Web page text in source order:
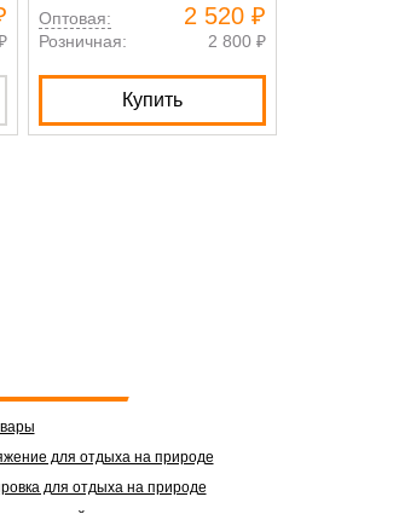
Оптовая:
2 520 ₽
Розничная: 2 800 ₽
Купить
для отдыха на природе
для отдыха на природе